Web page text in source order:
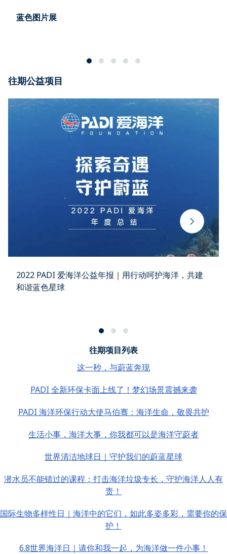
蓝色图片展
往期公益项目
2022 PADI 爱海洋公益年报｜用行动呵护海洋，共建
和谐蓝色星球
往期项目列表
这一秒，与蔚蓝奔现
PADI 全新环保卡面上线了！梦幻场景震撼来袭
PADI 海洋环保行动大使马伯骞：海洋生命，敬畏共护
生活小事，海洋大事，你我都可以是海洋守蔚者
世界清洁地球日｜守护我们的蔚蓝星球
潜水员不能错过的课程：打击海洋垃圾专长，守护海洋人人有
责！
国际生物多样性日｜海洋中的它们，如此多姿多彩，需要你的保
护！
6.8世界海洋日｜请你和我一起，为海洋做一件小事！